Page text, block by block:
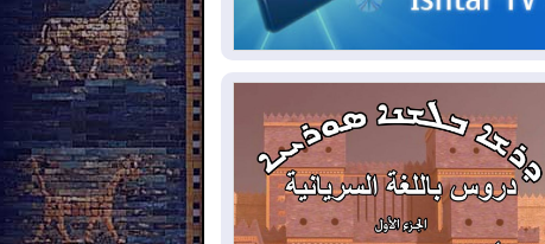
الحرائق
2026-08-04سومو: إنتاج النفط في إقليم
كوردستان انخفض إلى أقل من 10%
2026-08-04ملفات حقبة الكاظمي تعود إلى
الواجهة.. أنباء عن مراجعات قضائية
وتحقيقات أوسع في قضايا فساد